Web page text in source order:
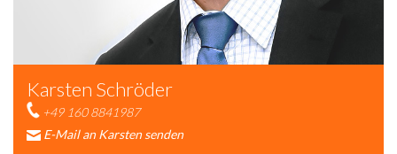
Karsten Schröder
+49 160 8841987
E-Mail an Karsten senden